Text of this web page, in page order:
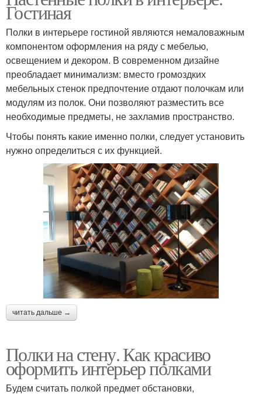
Гостиная
Полки в интерьере гостиной являются немаловажным
компонентом оформления на ряду с мебелью,
освещением и декором. В современном дизайне
преобладает минимализм: вместо громоздких
мебельных стенок предпочтение отдают полочкам или
модулям из полок. Они позволяют разместить все
необходимые предметы, не захламив пространство.
Чтобы понять какие именно полки, следует установить
нужно определиться с их функцией.
читать дальше →
Полки на стену. Как красиво
оформить интерьер полками
Будем считать полкой предмет обстановки,